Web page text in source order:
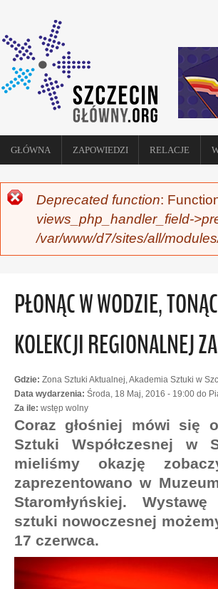
GŁÓWNA ZAPOWIEDZI RELACJE
KOMUNIKAT O BŁĘDZIE
Deprecated function:
views_php_handler_field-
/var/www/d7/sites/all/
PŁONĄC W WODZIE,
KOLEKCJI REGIONALNEJ
Gdzie: Zona Sztuki Aktualnej, Akademia Sztuki w
Data wydarzenia: Środa, 18 Maj, 2016 - 19:00 do
Za ile: wstęp wolny
Coraz głośniej mówi się
Sztuki Współczesnej w
mieliśmy okazję
zaprezentowano w
Staromłyńskiej.
sztuki nowoczesnej
17 czerwca.